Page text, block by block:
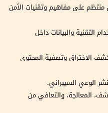
منتظم على مفاهيم وتقنيات الأمن
التقنية والبيانات داخل
الاختراق وتصفية المحتوى
الوعي السيبراني.
المعالجة، والتعافي من